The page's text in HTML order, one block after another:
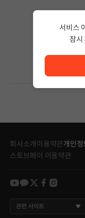
검색어의 단어
회사소개이용약관개인정
스토브페이 이용약관
youtube
kakao
twitter
facebook
관련 사이트
서비스
잠시